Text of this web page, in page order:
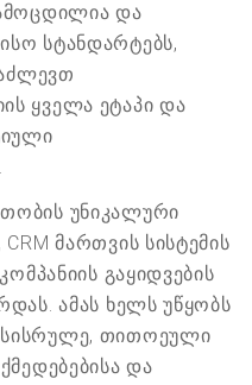
და
სტანდარტებს,
ყველა ეტაპი და
უნიკალური
მართვის სისტემის
გაყიდვების
ამას ხელს უწყობს
თითოეული
და